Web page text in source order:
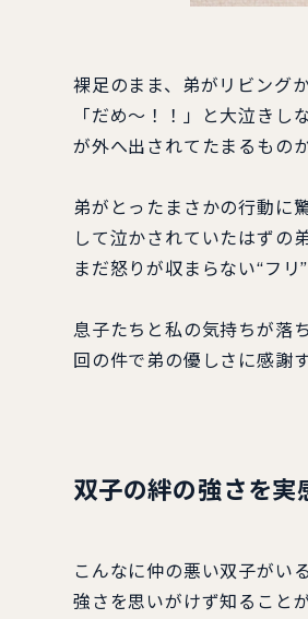
裸足のまま、弟がリビング
「だめ～！！」と大泣き
が外へ出されてたまるもの
弟がとったまさかの行動に
して泣かされていたはずの
まだ怒りが収まらない“フリ
息子たちと私の気持ちが落
回の件で弟の優しさに感謝
双子の絆の強さを実
こんなに仲の悪い双子がい
強さを思いがけず知ること